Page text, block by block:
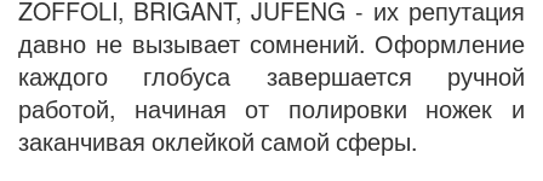
ZOFFOLI, BRIGANT, JUFENG - их репутация
давно не вызывает сомнений. Оформление
каждого глобуса завершается ручной
работой, начиная от полировки ножек и
заканчивая оклейкой самой сферы.